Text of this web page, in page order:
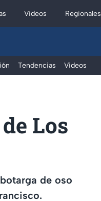
Videos Regionales
Tendencias Videos
Los
de oso